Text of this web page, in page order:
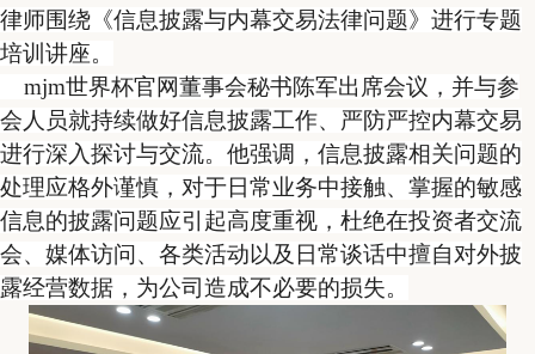
律师围绕《信息披露与内幕交易法律问题》进行专题
培训讲座。
mjm世界杯官网董事会秘书陈军出席会议，并与参
会人员就持续做好信息披露工作、严防严控内幕交易
进行深入探讨与交流。他强调，信息披露相关问题的
处理应格外谨慎，对于日常业务中接触、掌握的敏感
信息的披露问题应引起高度重视，杜绝在投资者交流
会、媒体访问、各类活动以及日常谈话中擅自对外披
露经营数据，为公司造成不必要的损失。